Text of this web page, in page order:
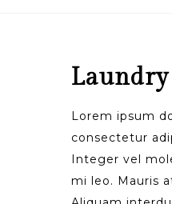
Laundry
Lorem ipsum
consectetur
Integer vel
mi leo. Mauris